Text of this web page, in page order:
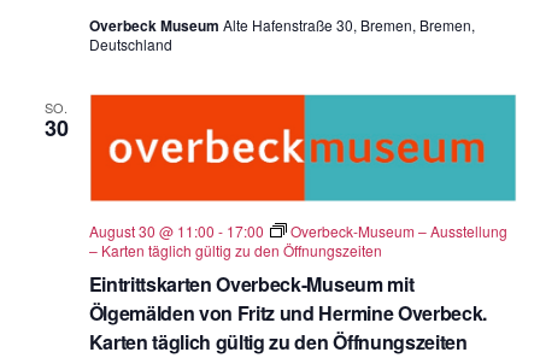
Overbeck Museum Alte Hafenstraße 30, Bremen, Bremen,
Deutschland
SO.
30
Eintrittskarten Overbeck-Museum mit
Ölgemälden von Fritz und Hermine Overbeck.
Karten täglich gültig zu den Öffnungszeiten
August 30 @ 11:00 - 17:00
Overbeck-Museum – Ausstellung
– Karten täglich gültig zu den Öffnungszeiten